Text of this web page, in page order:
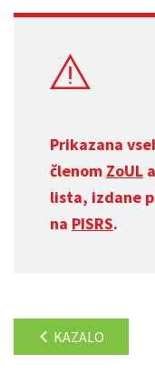
Prikazana
členom ZoUL
lista, izdane
na PISRS.
KAZALO